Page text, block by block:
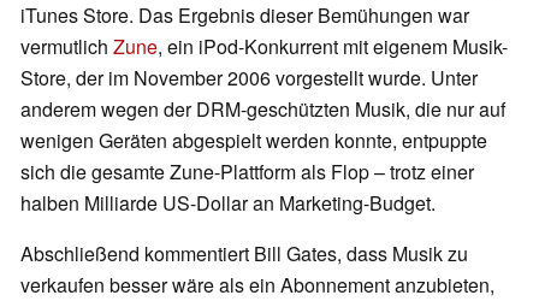
iTunes Store. Das Ergebnis dieser Bemühungen war
vermutlich Zune, ein iPod-Konkurrent mit eigenem Musik-
Store, der im November 2006 vorgestellt wurde. Unter
anderem wegen der DRM-geschützten Musik, die nur auf
wenigen Geräten abgespielt werden konnte, entpuppte
sich die gesamte Zune-Plattform als Flop – trotz einer
halben Milliarde US-Dollar an Marketing-Budget.
Abschließend kommentiert Bill Gates, dass Musik zu
verkaufen besser wäre als ein Abonnement anzubieten,